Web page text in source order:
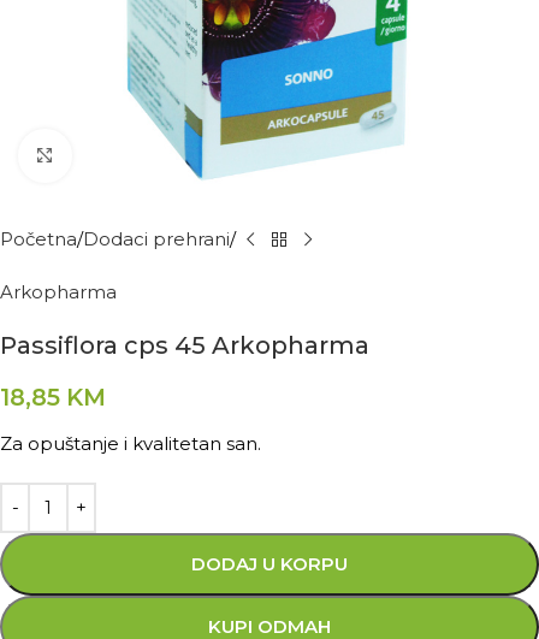
Kliknite za povećanje
Početna Dodaci prehrani
Arkopharma
Passiflora cps 45 Arkopharma
18,85 KM
Za opuštanje i kvalitetan san.
DODAJ U KORPU
KUPI ODMAH